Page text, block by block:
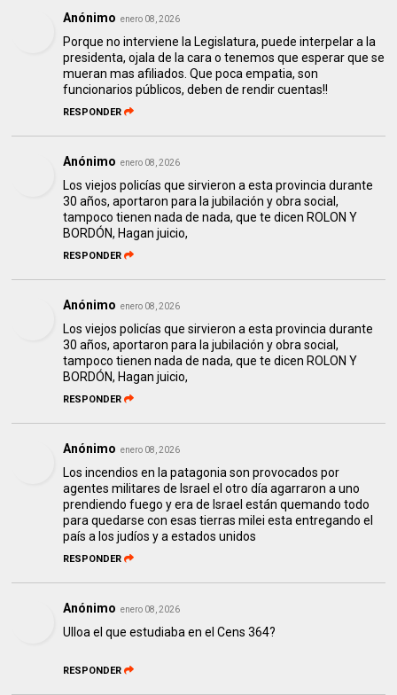
Anónimo enero 08, 2026
Porque no interviene la Legislatura, puede interpelar a la
presidenta, ojala de la cara o tenemos que esperar que se
mueran mas afiliados. Que poca empatia, son
funcionarios públicos, deben de rendir cuentas!!
RESPONDER
Anónimo enero 08, 2026
Los viejos policías que sirvieron a esta provincia durante
30 años, aportaron para la jubilación y obra social,
tampoco tienen nada de nada, que te dicen ROLON Y
BORDÓN, Hagan juicio,
RESPONDER
Anónimo enero 08, 2026
Los viejos policías que sirvieron a esta provincia durante
30 años, aportaron para la jubilación y obra social,
tampoco tienen nada de nada, que te dicen ROLON Y
BORDÓN, Hagan juicio,
RESPONDER
Anónimo enero 08, 2026
Los incendios en la patagonia son provocados por
agentes militares de Israel el otro día agarraron a uno
prendiendo fuego y era de Israel están quemando todo
para quedarse con esas tierras milei esta entregando el
país a los judíos y a estados unidos
RESPONDER
Anónimo enero 08, 2026
Ulloa el que estudiaba en el Cens 364?
RESPONDER